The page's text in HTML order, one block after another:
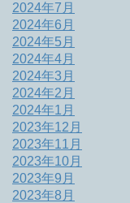
2024年7月
2024年6月
2024年5月
2024年4月
2024年3月
2024年2月
2024年1月
2023年12月
2023年11月
2023年10月
2023年9月
2023年8月